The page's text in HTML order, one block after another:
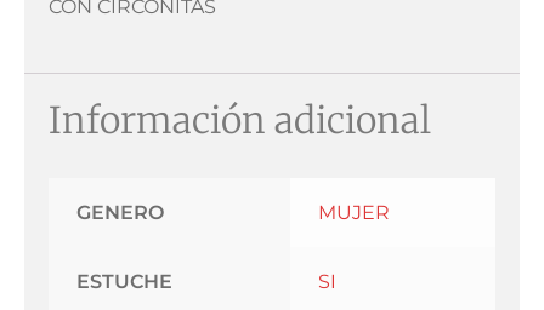
CON CIRCONITAS
Información adicional
GENERO MUJER
ESTUCHE SI